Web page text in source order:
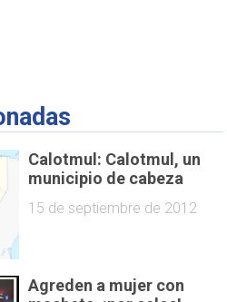
Calotmul: Calotmul, un
municipio de cabeza
15 de septiembre de 2012
Agreden a mujer con